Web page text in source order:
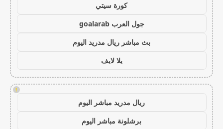
كورة سيتي
جول العرب goalarab
بث مباشر ريال مدريد اليوم
يلا لايف
!
ريال مدريد مباشر اليوم
برشلونة مباشر اليوم